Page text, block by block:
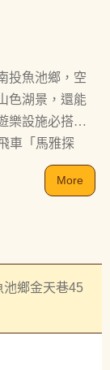
投魚池鄉，空
色湖景，還能
樂設施必搭全
車「馬雅探
之外，還有全
泉、哥德式鐘
棵櫻花沿著
More
池鄉金天巷45